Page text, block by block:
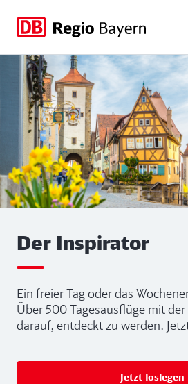
Zur
Hauptnavigation
springen
Zur
Seitensuche
springen
Zum
Hauptinhalt
springen
Zum
Footer
springen
Der Inspirator
Ein freier Tag oder das
Über 500 Tagesausflüge mit
darauf, entdeckt zu werden.
Jetzt loslegen